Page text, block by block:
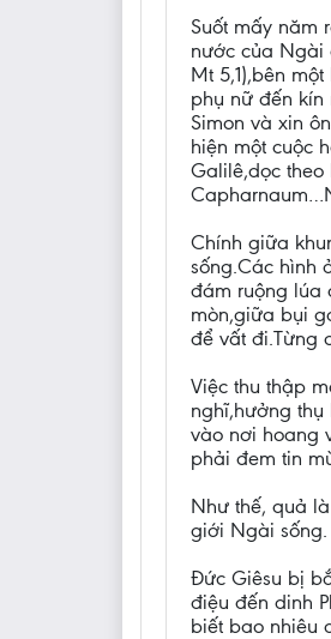
Suốt mấy năm
nước của Ngài
Mt 5,1),bên
phụ nữ đến kín
Simon và xin
hiện một cuộc
Galilê,dọc
Chính giữa
sống.Các hình
đám ruộng lúa
mòn,giữa bụi
để vất đi.Từng
Việc thu thập
nghĩ,hưởng
vào nơi hoang
phải đem tin
Như thế, quả
giới Ngài sống.
Đức Giêsu bị
điệu đến dinh
biết bao nhiêu